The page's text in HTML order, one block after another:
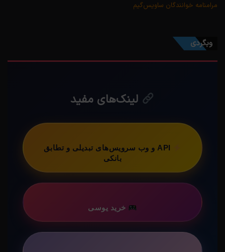
مرامنامه خوانندگان ساویس‌گیم
وبگردی
لینک‌های مفید
API و وب سرویس‌های تبدیلی و تطابق
بانکی
خرید یوسی